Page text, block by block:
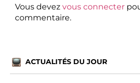
Vous devez vous connecter
commentaire.
ACTUALITÉS DU JOUR